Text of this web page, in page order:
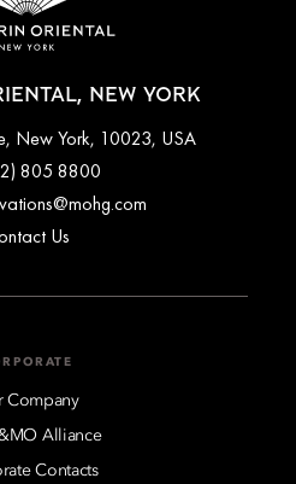
NEW YORK
New York, 10023, USA
805 8800
Us
Company
Alliance
Contacts